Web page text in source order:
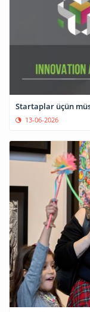
Startaplar üçün
13-06-2026